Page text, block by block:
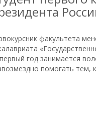
факультета
год занимается
помогать тем,